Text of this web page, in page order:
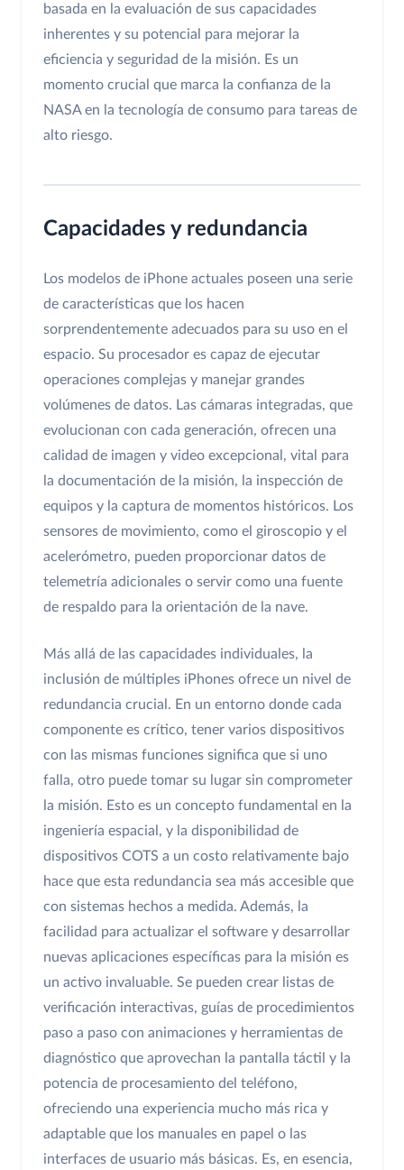
basada en la evaluación de sus capacidades
inherentes y su potencial para mejorar la
eficiencia y seguridad de la misión. Es un
momento crucial que marca la confianza de la
NASA en la tecnología de consumo para tareas de
alto riesgo.
Capacidades y redundancia
Los modelos de iPhone actuales poseen una serie
de características que los hacen
sorprendentemente adecuados para su uso en el
espacio. Su procesador es capaz de ejecutar
operaciones complejas y manejar grandes
volúmenes de datos. Las cámaras integradas, que
evolucionan con cada generación, ofrecen una
calidad de imagen y video excepcional, vital para
la documentación de la misión, la inspección de
equipos y la captura de momentos históricos. Los
sensores de movimiento, como el giroscopio y el
acelerómetro, pueden proporcionar datos de
telemetría adicionales o servir como una fuente
de respaldo para la orientación de la nave.
Más allá de las capacidades individuales, la
inclusión de múltiples iPhones ofrece un nivel de
redundancia crucial. En un entorno donde cada
componente es crítico, tener varios dispositivos
con las mismas funciones significa que si uno
falla, otro puede tomar su lugar sin comprometer
la misión. Esto es un concepto fundamental en la
ingeniería espacial, y la disponibilidad de
dispositivos COTS a un costo relativamente bajo
hace que esta redundancia sea más accesible que
con sistemas hechos a medida. Además, la
facilidad para actualizar el software y desarrollar
nuevas aplicaciones específicas para la misión es
un activo invaluable. Se pueden crear listas de
verificación interactivas, guías de procedimientos
paso a paso con animaciones y herramientas de
diagnóstico que aprovechan la pantalla táctil y la
potencia de procesamiento del teléfono,
ofreciendo una experiencia mucho más rica y
adaptable que los manuales en papel o las
interfaces de usuario más básicas. Es, en esencia,